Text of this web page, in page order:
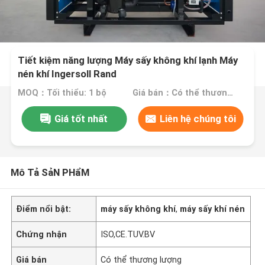
Tiết kiệm năng lượng Máy sấy không khí lạnh Máy
nén khí Ingersoll Rand
MOQ：Tối thiểu: 1 bộ Giá bán：Có thể thương lượng
Giá tốt nhất Liên hệ chúng tôi
Mô Tả SảN PHẩM
Điểm nổi bật: máy sấy không khí, máy sấy khí nén
Chứng nhận ISO,CE.TUV.BV
Giá bán Có thể thương lượng